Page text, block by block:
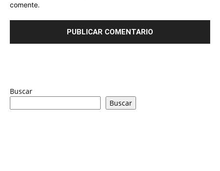
comente.
Buscar
Buscar